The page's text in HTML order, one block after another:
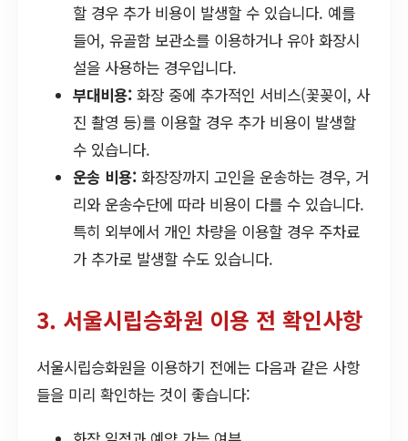
할 경우 추가 비용이 발생할 수 있습니다. 예를
들어, 유골함 보관소를 이용하거나 유아 화장시
설을 사용하는 경우입니다.
부대비용: 화장 중에 추가적인 서비스(꽃꽂이, 사
진 촬영 등)를 이용할 경우 추가 비용이 발생할
수 있습니다.
운송 비용: 화장장까지 고인을 운송하는 경우, 거
리와 운송수단에 따라 비용이 다를 수 있습니다.
특히 외부에서 개인 차량을 이용할 경우 주차료
가 추가로 발생할 수도 있습니다.
3. 서울시립승화원 이용 전 확인사항
서울시립승화원을 이용하기 전에는 다음과 같은 사항
들을 미리 확인하는 것이 좋습니다: